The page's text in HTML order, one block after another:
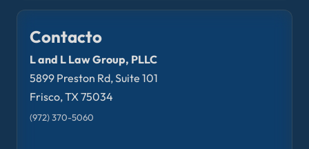
Contacto
L and L Law Group, PLLC
5899 Preston Rd, Suite 101
Frisco, TX 75034
(972) 370-5060